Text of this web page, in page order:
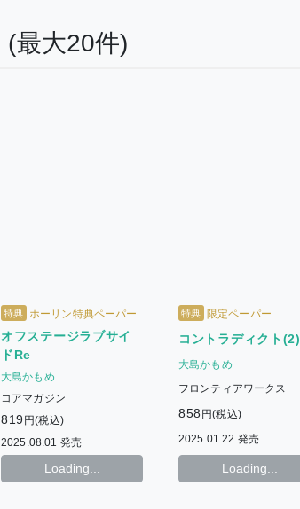
(最大20件)
特典 ホーリン特典ペーパー
オフステージラブサイ
ドRe
大島かもめ
コアマガジン
819 円(税込)
2025.08.01 発売
Loading...
特典 限定ペーパー
コントラディクト(2)
大島かもめ
フロンティアワークス
858 円(税込)
2025.01.22 発売
Loading...